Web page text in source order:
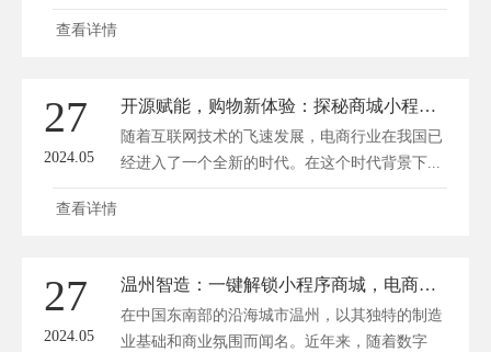
惠...
查看详情
27
2024.05
开源赋能，购物新体验：探秘商城小程序的无限可能
随着互联网技术的飞速发展，电商行业在我国已
经进入了一个全新的时代。在这个时代背景下...
查看详情
27
2024.05
温州智造：一键解锁小程序商城，电商新风尚潮起！
在中国东南部的沿海城市温州，以其独特的制造
业基础和商业氛围而闻名。近年来，随着数字